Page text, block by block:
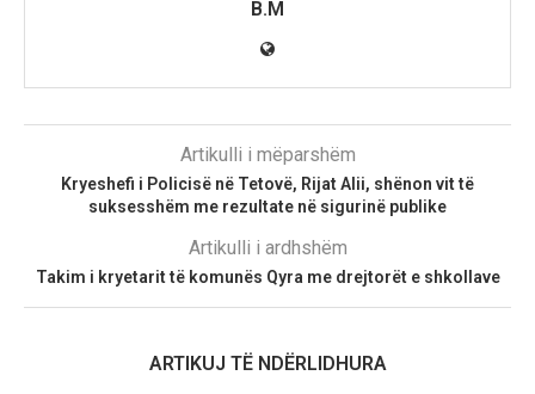
B.M
Artikulli i mëparshëm
Kryeshefi i Policisë në Tetovë, Rijat Alii, shënon vit të
suksesshëm me rezultate në sigurinë publike
Artikulli i ardhshëm
Takim i kryetarit të komunës Qyra me drejtorët e shkollave
ARTIKUJ TË NDËRLIDHURA